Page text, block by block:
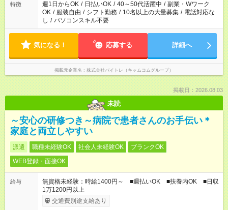
特徴 週1日からOK / 日払いOK / 40～50代活躍中 / 副業・Wワーク
OK / 服装自由 / シフト勤務 / 10名以上の大量募集 / 電話対応な
し / パソコンスキル不要
気になる！ 応募する 詳細へ
掲載元企業名 株式会社バイトレ（キャムコムグループ）
掲載日：2026.08.03
未読
～安心の研修つき～病院で患者さんのお手伝い＊
家庭と両立しやすい
派遣 職種未経験OK 社会人未経験OK
ブランクOK
WEB登録・面接OK
給与
無資格未経験：時給1400円～ ■週払いOK ■扶養内OK ■日収
1万1200円以上
交通費別途支給あり